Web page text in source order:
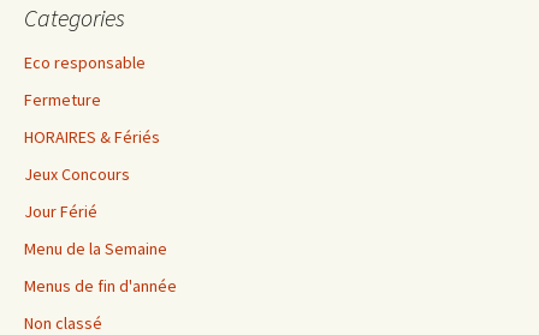
Categories
Eco responsable
Fermeture
HORAIRES & Fériés
Jeux Concours
Jour Férié
Menu de la Semaine
Menus de fin d'année
Non classé